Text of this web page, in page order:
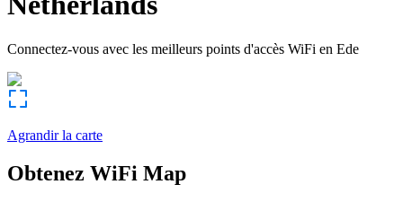
Connectez-vous avec les meilleurs points d'accès WiFi en Ede
Agrandir la carte
Obtenez WiFi Map